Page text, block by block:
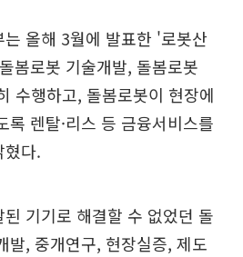
올해 3월에 발표한 '로봇산
봄로봇 기술개발, 돌봄로봇
수행하고, 돌봄로봇이 현장에
록 렌탈·리스 등 금융서비스를
혔다.
기기로 해결할 수 없었던 돌
발, 중개연구, 현장실증, 제도